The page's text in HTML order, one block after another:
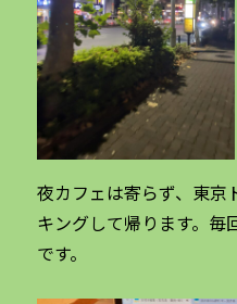
夜カフェは寄らず、東京
キングして帰ります。毎
です。